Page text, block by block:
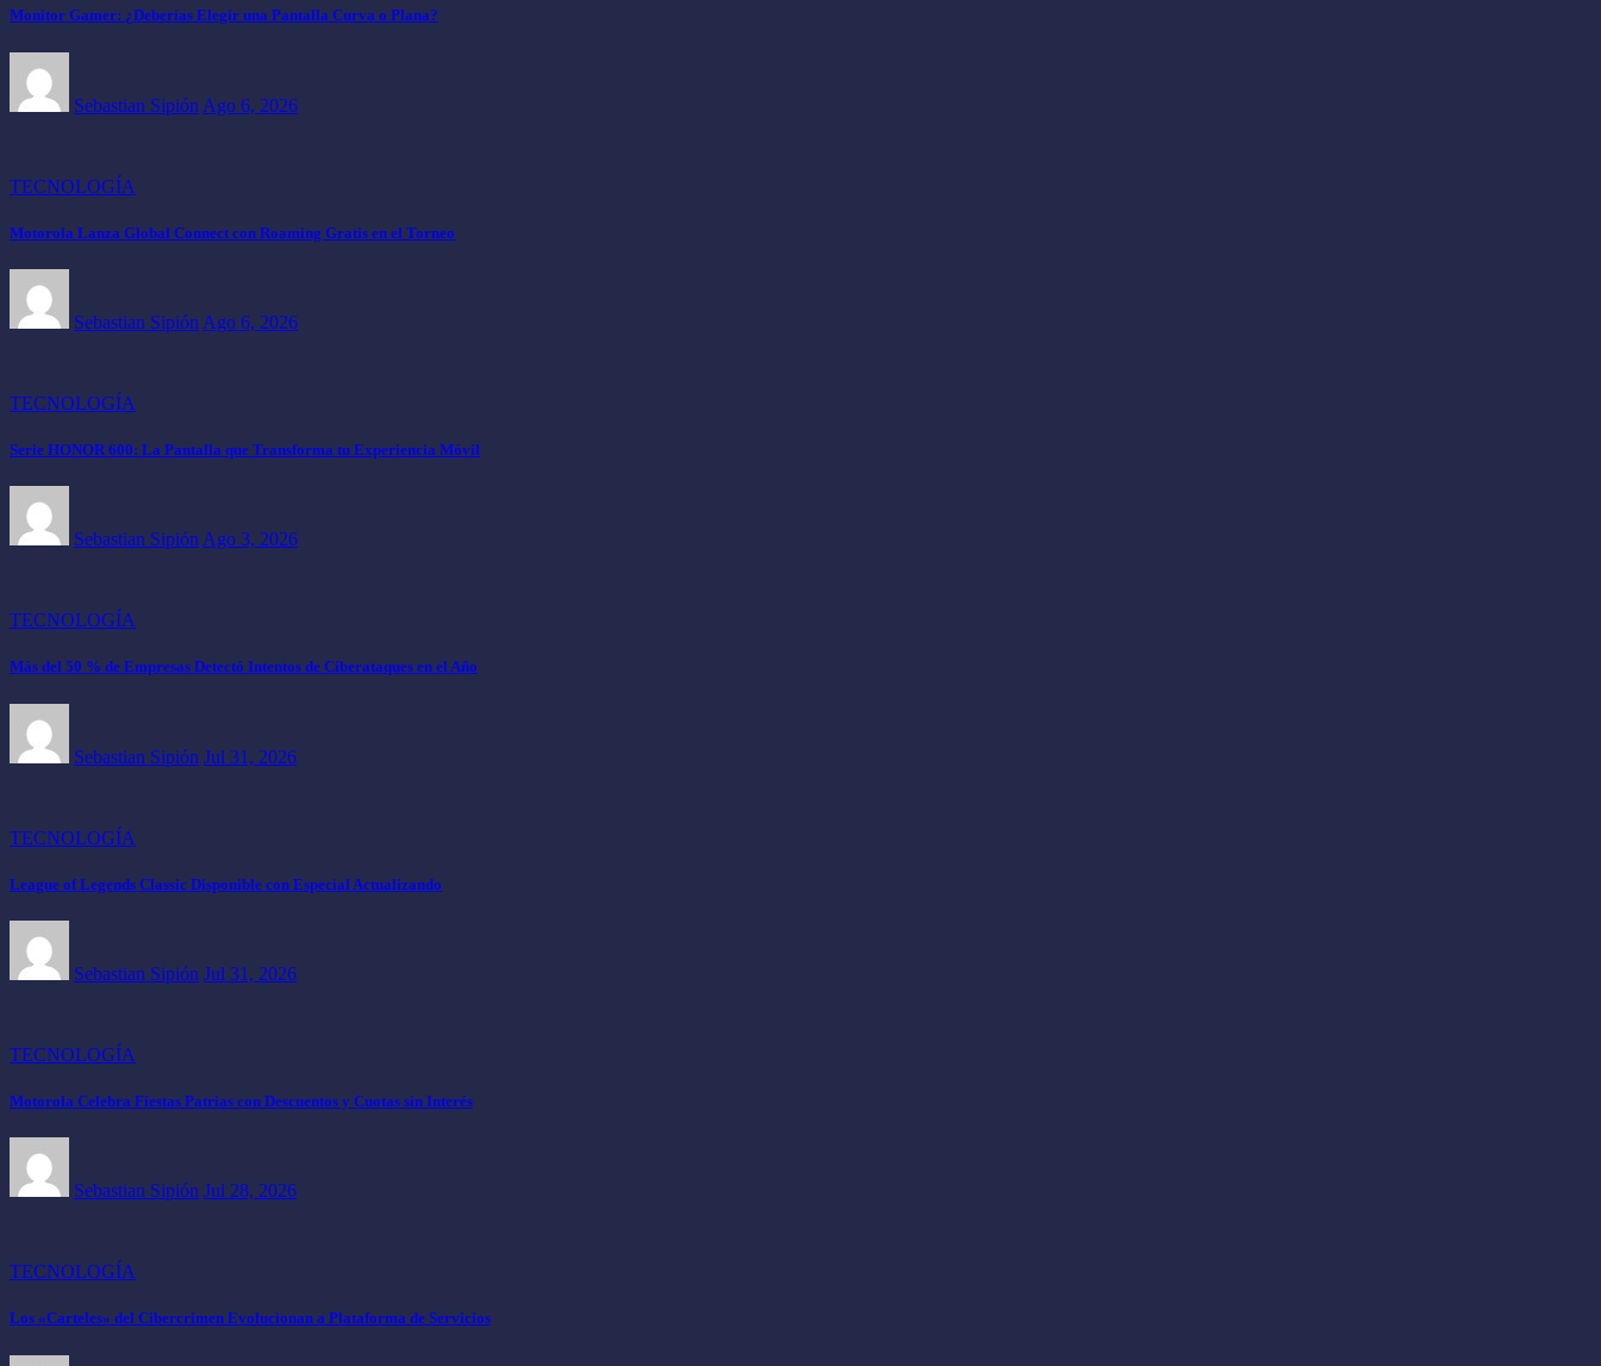
Monitor Gamer: ¿Deberías Elegir una Pantalla Curva o Plana?
Sebastian Sipión Ago 6, 2026
TECNOLOGÍA
Motorola Lanza Global Connect con Roaming Gratis en el Torneo
Sebastian Sipión Ago 6, 2026
TECNOLOGÍA
Serie HONOR 600: La Pantalla que Transforma tu Experiencia Móvil
Sebastian Sipión Ago 3, 2026
TECNOLOGÍA
Más del 50 % de Empresas Detectó Intentos de Ciberataques en el Año
Sebastian Sipión Jul 31, 2026
TECNOLOGÍA
League of Legends Classic Disponible con Especial Actualizando
Sebastian Sipión Jul 31, 2026
TECNOLOGÍA
Motorola Celebra Fiestas Patrias con Descuentos y Cuotas sin Interés
Sebastian Sipión Jul 28, 2026
TECNOLOGÍA
Los «Carteles» del Cibercrimen Evolucionan a Plataforma de Servicios